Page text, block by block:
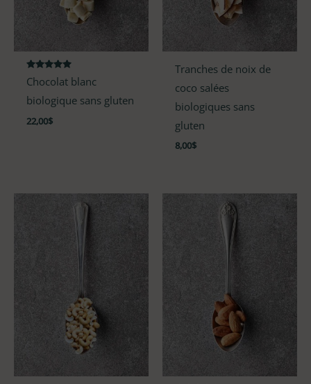
Note
5.00
Chocolat blanc
biologique sans gluten
22,00$
Tranches de noix de
coco salées
biologiques sans
gluten
8,00$
21,00$